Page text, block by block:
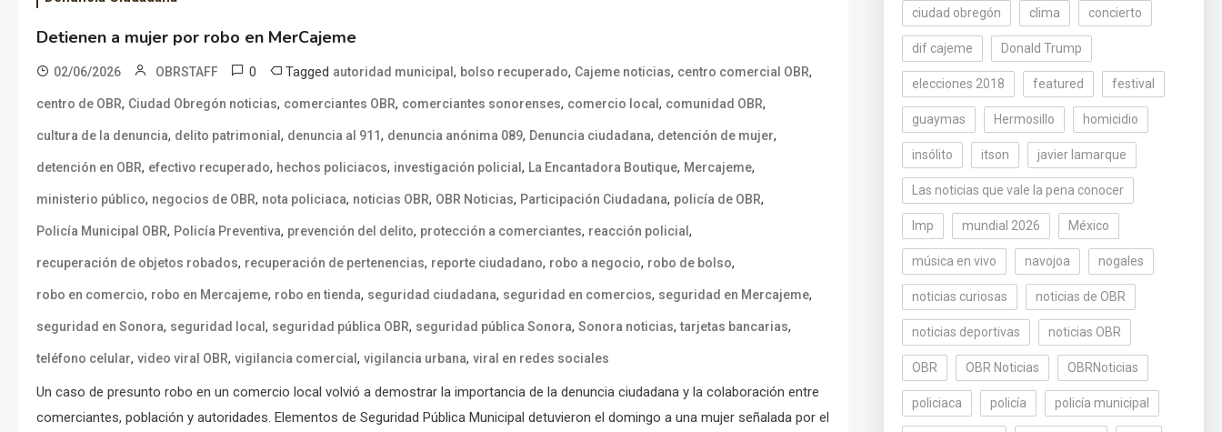
Detienen a mujer por robo en MerCajeme
02/06/2026 OBRSTAFF 0 Tagged autoridad municipal , bolso recuperado, Cajeme noticias, centro comercial OBR,
centro de OBR, Ciudad Obregón noticias, comerciantes OBR, comerciantes sonorenses, comercio local , comunidad OBR,
cultura de la denuncia, delito patrimonial , denuncia al 911, denuncia anónima 089, Denuncia ciudadana, detención de mujer,
detención en OBR, efectivo recuperado, hechos policiacos, investigación policial , La Encantadora Boutique, Mercajeme,
ministerio público, negocios de OBR, nota policiaca, noticias OBR, OBR Noticias, Participación Ciudadana, policía de OBR,
Policía Municipal OBR, Policía Preventiva, prevención del delito, protección a comerciantes, reacción policial ,
recuperación de objetos robados, recuperación de pertenencias, reporte ciudadano, robo a negocio, robo de bolso,
robo en comercio, robo en Mercajeme, robo en tienda, seguridad ciudadana, seguridad en comercios, seguridad en Mercajeme,
seguridad en Sonora, seguridad local , seguridad pública OBR, seguridad pública Sonora, Sonora noticias,tarjetas bancarias,
teléfono celular, video viral OBR, vigilancia comercial , vigilancia urbana, viral en redes sociales
Un caso de presunto robo en un comercio local volvió a demostrar la importancia de la denuncia ciudadana y la colaboración entre
comerciantes, población y autoridades. Elementos de Seguridad Pública Municipal detuvieron el domingo a una mujer señalada por el
ciudad obregón clima concierto
dif cajeme Donald Trump
elecciones 2018 featured festival
guaymas Hermosillo homicidio
insólito itson javier lamarque
Las noticias que vale la pena conocer
lmp mundial 2026 México
música en vivo navojoa nogales
noticias curiosas noticias de OBR
noticias deportivas noticias OBR
OBR OBR Noticias OBRNoticias
policiaca policía policía municipal